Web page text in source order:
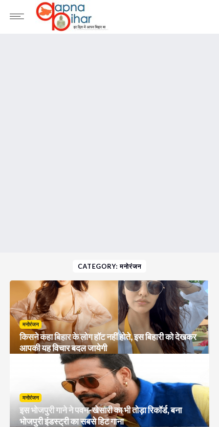
CATEGORY: मनोरंजन
मनोरंजन
किसने कहा बिहार के लोग हॉट नहीं होते, इस बिहारी को देखकर
आपकी यह विचार बदल जायेगी
मनोरंजन
इस भोजपुरी गाने ने पवन-खेसारी का भी तोड़ा रिकॉर्ड, बना
भोजपुरी इंडस्ट्री का सबसे हिट गाना